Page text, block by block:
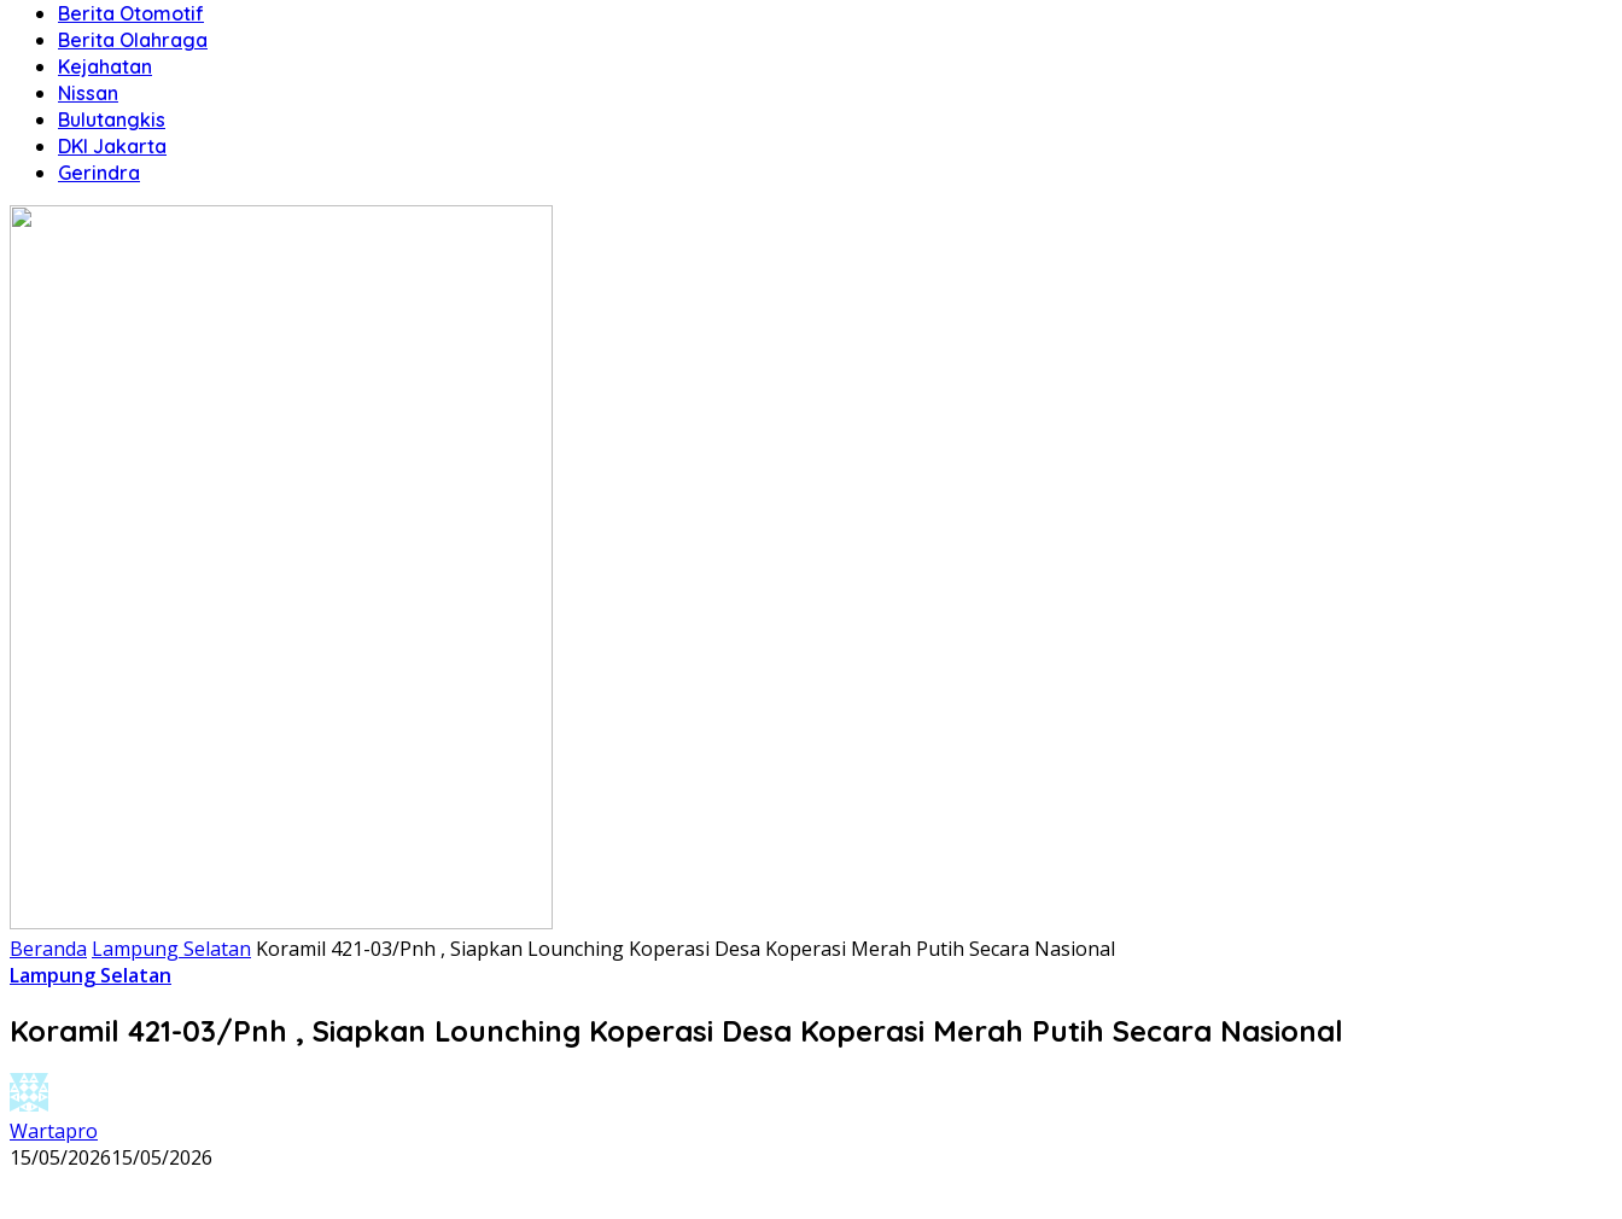
Berita Otomotif
Berita Olahraga
Kejahatan
Nissan
Bulutangkis
DKI Jakarta
Gerindra
Beranda Lampung Selatan Koramil 421-03/Pnh , Siapkan Lounching Koperasi Desa Koperasi Merah Putih Secara Nasional
Lampung Selatan
Koramil 421-03/Pnh , Siapkan Lounching Koperasi Desa Koperasi Merah Putih Secara Nasional
Wartapro
15/05/202615/05/2026